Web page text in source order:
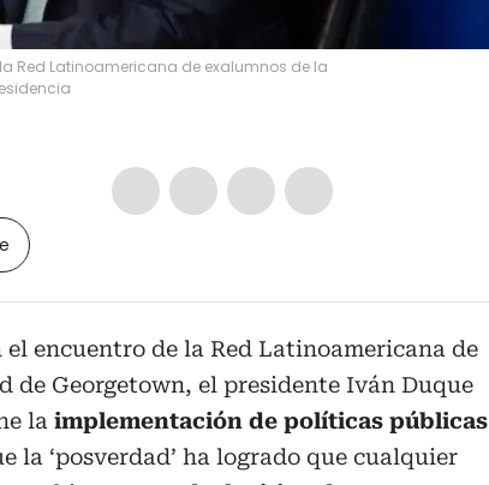
Red Latinoamericana de exalumnos de la
encuentro de la Red Latinoamericana de
de Georgetown, el presidente Iván Duque
la implementación de políticas públicas
la ‘posverdad’ ha logrado que cualquier